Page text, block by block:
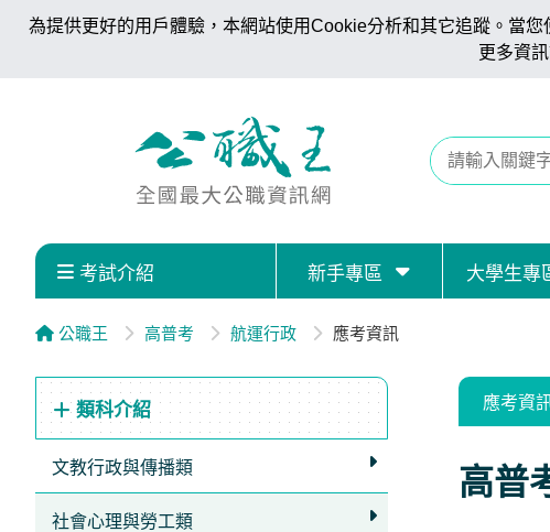
為提供更好的用戶體驗，本網站使用Cookie分析和其它追蹤。當
更多資
考試介紹 新手專區 大學生專
公職王 高普考 航運行政 應考資訊
類科介紹
文教行政與傳播類
社會心理與勞工類
應考資
高普